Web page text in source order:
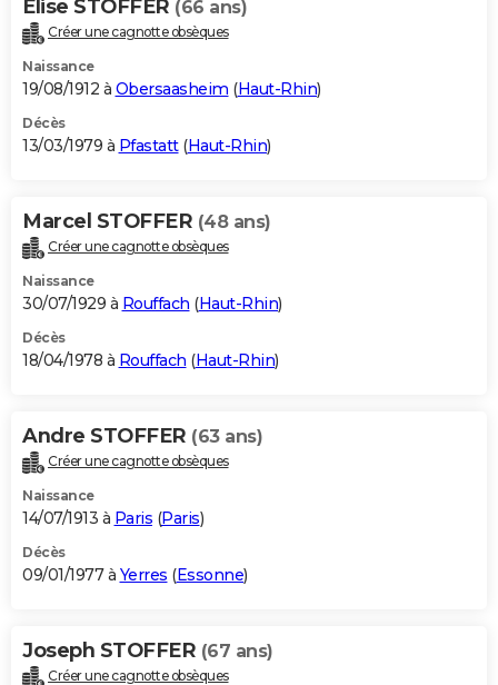
Elise STOFFER (66 ans)
Créer une cagnotte obsèques
Naissance
19/08/1912 à Obersaasheim (Haut-Rhin)
Décès
13/03/1979 à Pfastatt(Haut-Rhin)
Marcel STOFFER (48 ans)
Créer une cagnotte obsèques
Naissance
30/07/1929 à Rouffach (Haut-Rhin)
Décès
18/04/1978 à Rouffach (Haut-Rhin)
Andre STOFFER (63 ans)
Créer une cagnotte obsèques
Naissance
14/07/1913 à Paris (Paris)
Décès
09/01/1977 à Yerres (Essonne)
Joseph STOFFER (67 ans)
Créer une cagnotte obsèques